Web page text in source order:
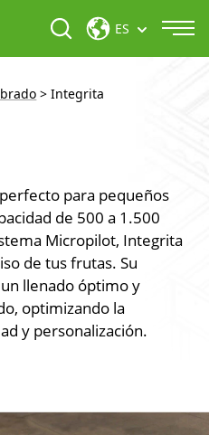
ES
> Integrita
para pequeños
de 500 a 1.500
Micropilot, Integrita
de tus frutas. Su
llenado óptimo y
optimizando la
y personalización.